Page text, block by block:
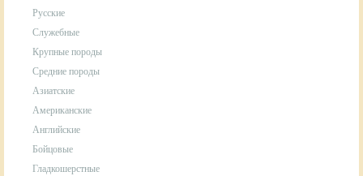
Русские
Служебные
Крупные породы
Средние породы
Азиатские
Американские
Английские
Бойцовые
Гладкошерстные